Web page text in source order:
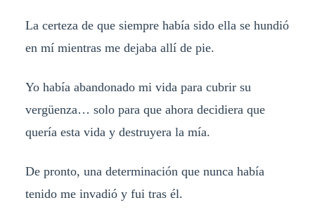
La certeza de que siempre había sido ella se hundió
en mí mientras me dejaba allí de pie.
Yo había abandonado mi vida para cubrir su
vergüenza… solo para que ahora decidiera que
quería esta vida y destruyera la mía.
De pronto, una determinación que nunca había
tenido me invadió y fui tras él.